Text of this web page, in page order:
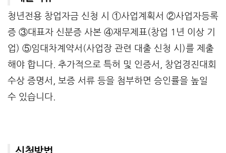
청년전용 창업자금 신청 시 ①사업계획서 ②사업자등록
증 ③대표자 신분증 사본 ④재무제표(창업 1년 이상 기
업) ⑤임대차계약서(사업장 관련 대출 신청 시)를 제출
해야 합니다. 추가적으로 특허 및 인증서, 창업경진대회
수상 증명서, 보증 서류 등을 첨부하면 승인률을 높일
수 있습니다.